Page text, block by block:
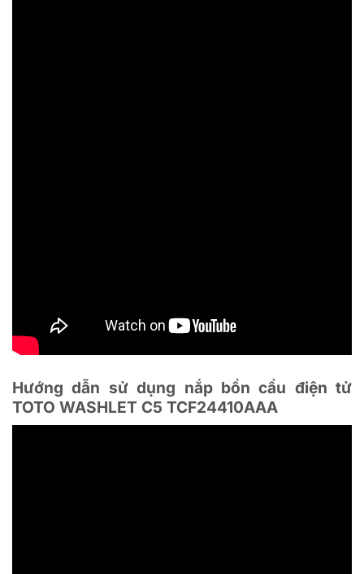
Hướng dẫn sử dụng nắp bồn cầu điện tử
TOTO WASHLET C5 TCF24410AAA